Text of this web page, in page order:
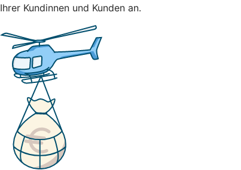
Ihrer Kundinnen und Kunden an.